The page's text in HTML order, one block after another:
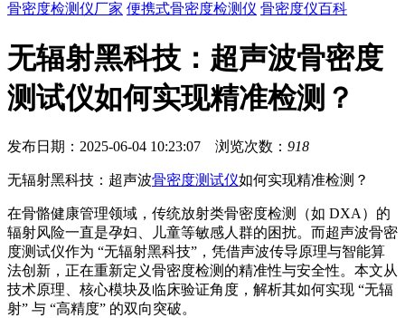
骨密度检测仪厂家 便携式骨密度检测仪 骨密度仪百科
无辐射黑科技：超声波骨密度
测试仪如何实现精准检测？
发布日期：2025-06-04 10:23:07 浏览次数： 918
无辐射黑科技：超声波骨密度测试仪如何实现精准检测？
在骨骼健康管理领域，传统放射类骨密度检测（如 DXA）的
辐射风险一直是孕妇、儿童等敏感人群的困扰。而超声波骨密
度测试仪作为 “无辐射黑科技”，凭借声波传导原理与智能算
法创新，正在重新定义骨密度检测的精准性与安全性。本文从
技术原理、核心模块及临床验证角度，解析其如何实现 “无辐
射” 与 “高精度” 的双向突破。